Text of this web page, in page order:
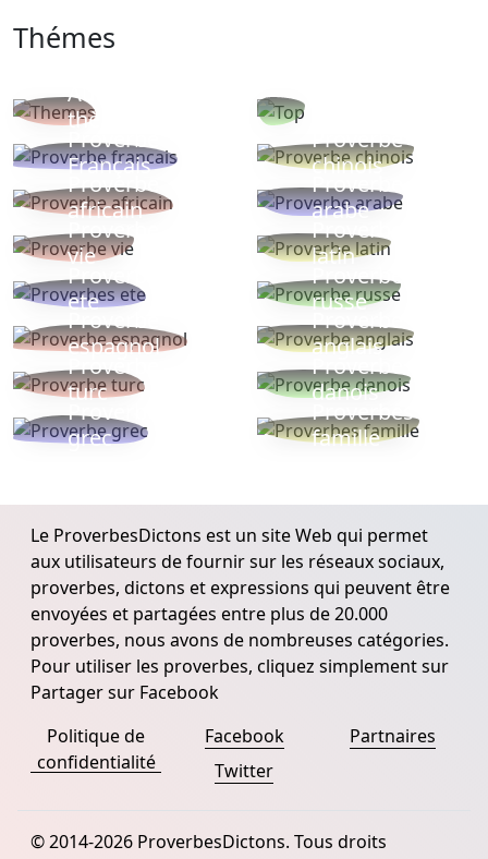
Thémes
Autres
thèmes
Proverbe
Français
Proverbe
chinois
Proverbe
africain
Proverbe
arabe
Proverbe
vie
Proverbe
latin
Proverbes
ete
Proverbe
russe
Proverbe
espagnol
Proverbe
anglais
Proverbe
turc
Proverbe
danois
Proverbe
grec
Proverbes
famille
Le ProverbesDictons est un site Web qui permet
aux utilisateurs de fournir sur les réseaux sociaux,
proverbes, dictons et expressions qui peuvent être
envoyées et partagées entre plus de 20.000
proverbes, nous avons de nombreuses catégories.
Pour utiliser les proverbes, cliquez simplement sur
Partager sur Facebook
Politique de
confidentialité
Facebook
Twitter
Partnaires
© 2014-2026 ProverbesDictons. Tous droits